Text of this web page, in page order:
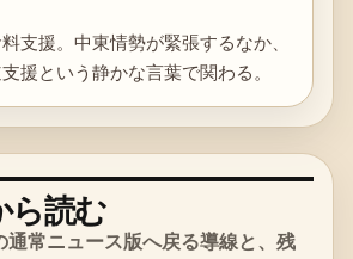
支援。中東情勢が緊張するなか、
援という静かな言葉で関わる。
ら読む
通常ニュース版へ戻る導線と、残